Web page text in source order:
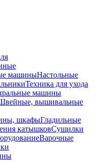
машиныНастольные
Техника для ухода
машины
вышивальные
шкафыГладильные
катышковСушилки
Варочные